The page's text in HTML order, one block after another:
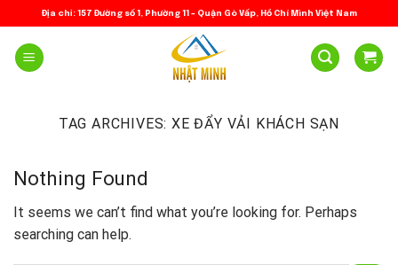
to
content
Địa chỉ: 157 Đường số 1, Phường 11 – Quận Gò Vấp, Hồ Chí Minh Việt Nam
TAG ARCHIVES:XE ĐẨY VẢI KHÁCH SẠN
Nothing Found
It seems we can’t find what you’re looking for. Perhaps
searching can help.